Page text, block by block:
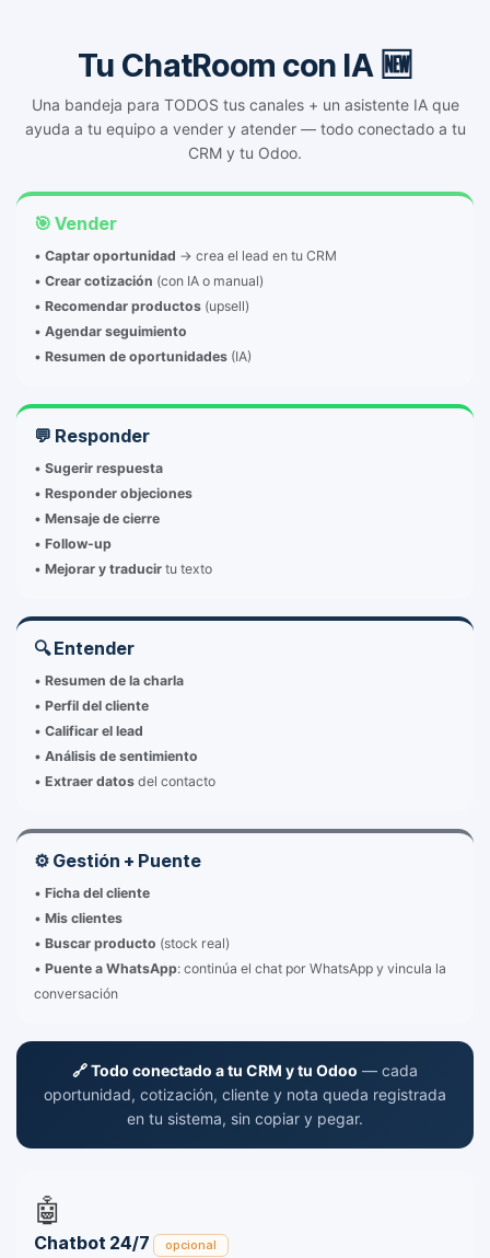
Tu ChatRoom con IA 🆕
Una bandeja para TODOS tus canales + un asistente IA que
ayuda a tu equipo a vender y atender — todo conectado a tu
CRM y tu Odoo.
🎯 Vender
• Captar oportunidad → crea el lead en tu CRM
• Crear cotización (con IA o manual)
• Recomendar productos (upsell)
• Agendar seguimiento
• Resumen de oportunidades (IA)
💬 Responder
• Sugerir respuesta
• Responder objeciones
• Mensaje de cierre
• Follow-up
• Mejorar y traducir tu texto
🔍 Entender
• Resumen de la charla
• Perfil del cliente
• Calificar el lead
• Análisis de sentimiento
• Extraer datos del contacto
⚙️ Gestión + Puente
• Ficha del cliente
• Mis clientes
• Buscar producto (stock real)
• Puente a WhatsApp: continúa el chat por WhatsApp y vincula la
conversación
🔗 Todo conectado a tu CRM y tu Odoo — cada
oportunidad, cotización, cliente y nota queda registrada
en tu sistema, sin copiar y pegar.
🤖
Chatbot 24/7 opcional